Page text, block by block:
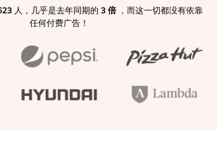
人，几乎是去年同期的 3 倍 ，而这一切都没有依靠
任何付费广告！